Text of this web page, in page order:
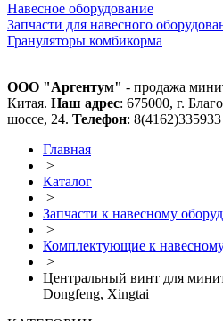
Навесное оборудование
Запчасти для навесного
Грануляторы комбикорма
ООО "Аргентум" - продажа
Китая. Наш адрес: 675000, г.
шоссе, 24. Телефон: 8(4162)335933
Главная
>
Каталог
>
Запчасти к навесному
>
Комплектующие к
>
Центральный винт для
Dongfeng, Xingtai